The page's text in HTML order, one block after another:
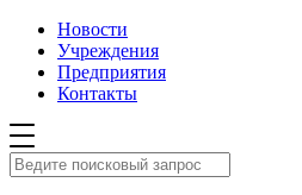
Новости
Учреждения
Предприятия
Контакты